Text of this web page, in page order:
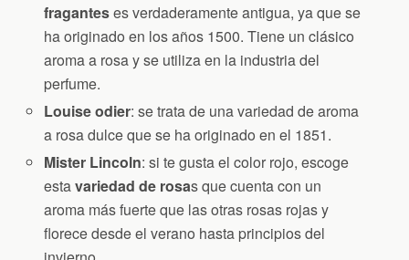
fraganteses verdaderamente antigua, ya que se
ha originado en los años 1500. Tiene un clásico
aroma a rosa y se utiliza en la industria del
perfume.
Louise odier: se trata de una variedad de aroma
a rosa dulce que se ha originado en el 1851.
Mister Lincoln: si te gusta el color rojo, escoge
estavariedad de rosas que cuenta con un
aroma más fuerte que las otras rosas rojas y
florece desde el verano hasta principios del